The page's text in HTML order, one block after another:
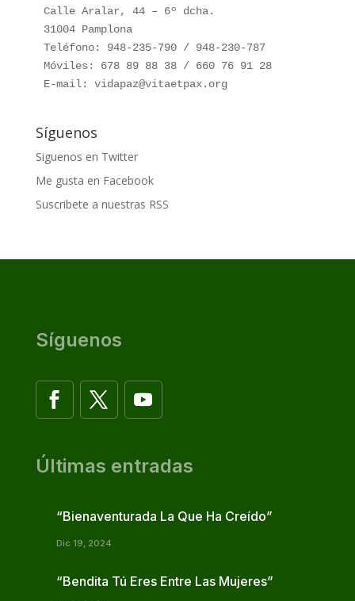
Calle Aralar, 44 – 6º dcha.
31004 Pamplona
Teléfono: 948-235-790 / 948-230-787
Móviles: 678 89 88 38 / 660 76 91 28
E-mail: vidapaz@vitaetpax.org
Síguenos
Siguenos en Twitter
Me gusta en Facebook
Suscribete a nuestras RSS
Síguenos
Últimas entradas
“Bienaventurada La Que Ha Creído”
Dic 19, 2024
“Bendita Tú Eres Entre Las Mujeres”